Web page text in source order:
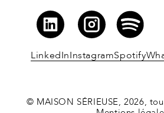
LinkedInInstagramSpotify
© MAISON SÉRIEUSE, 2026,